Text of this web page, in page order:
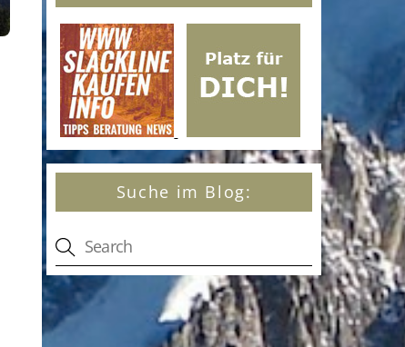
Suche im Blog: